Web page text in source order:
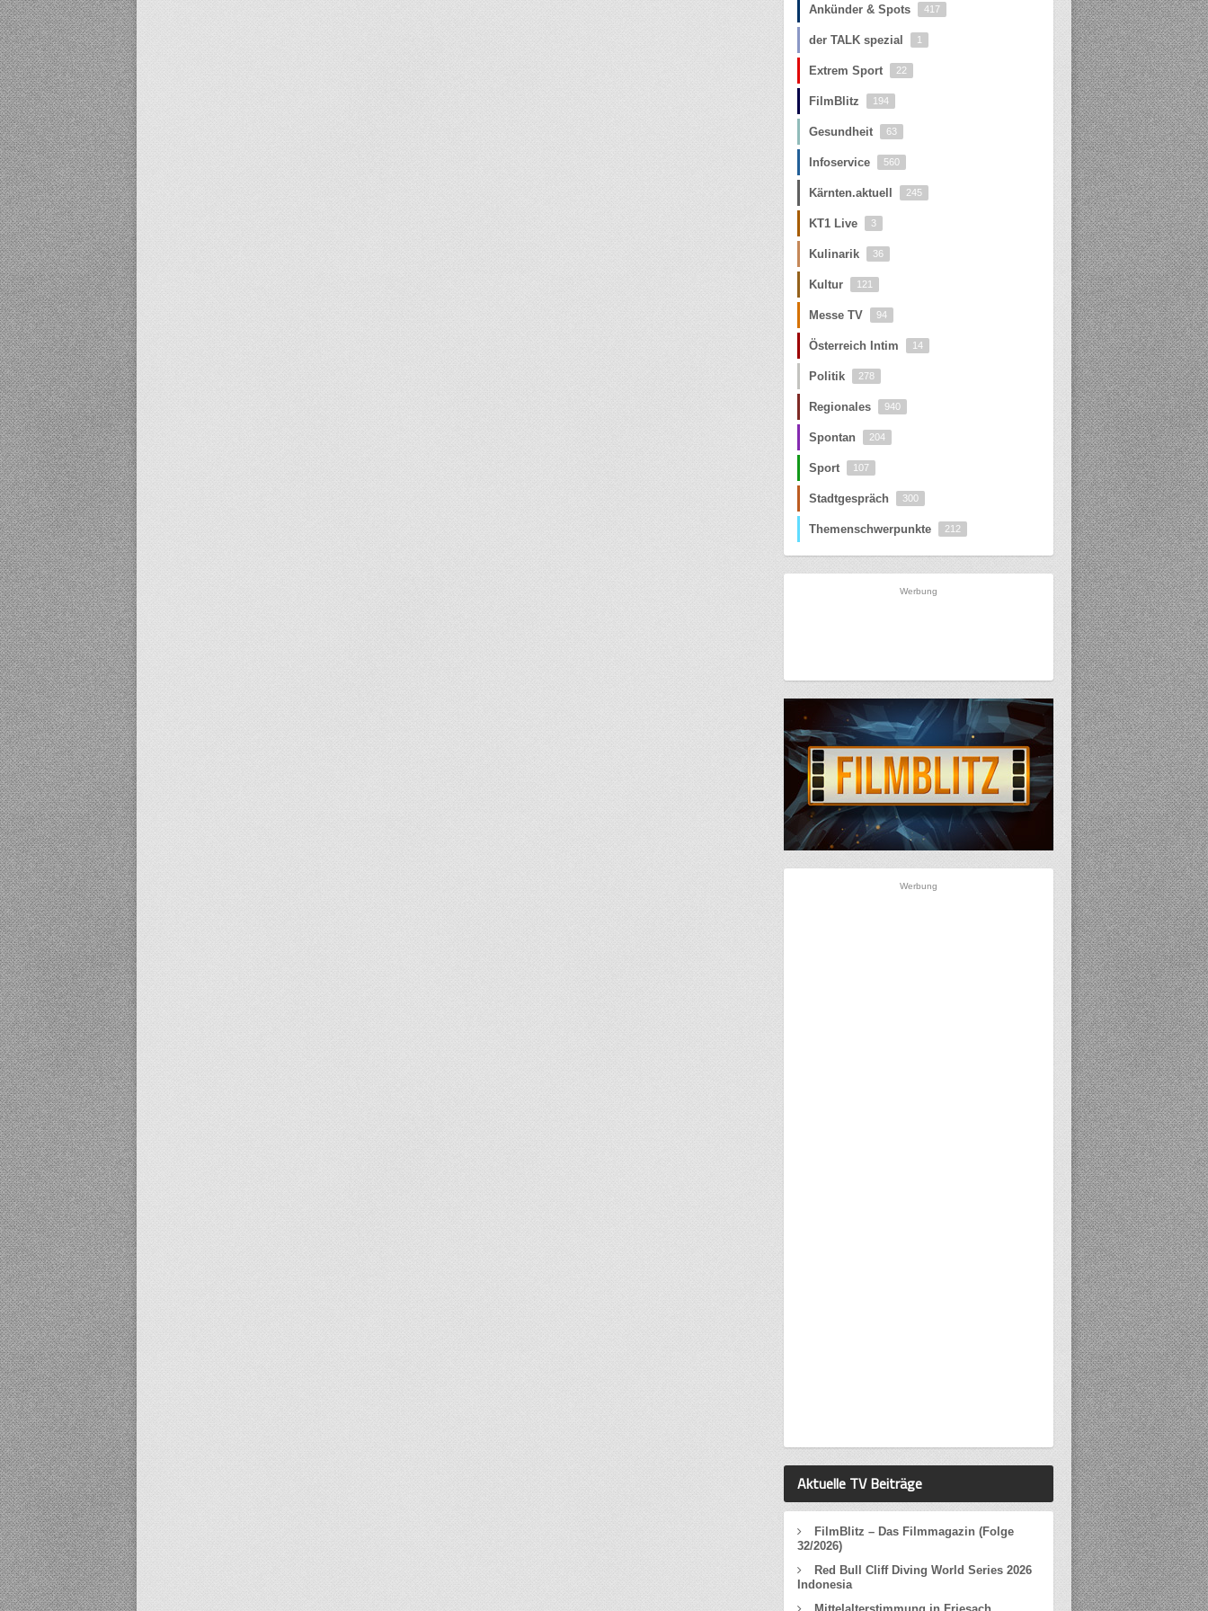
Ankünder & Spots 417
der TALK spezial 1
Extrem Sport 22
FilmBlitz 194
Gesundheit 63
Infoservice 560
Kärnten.aktuell 245
KT1 Live 3
Kulinarik 36
Kultur 121
Messe TV 94
Österreich Intim 14
Politik 278
Regionales 940
Spontan 204
Sport 107
Stadtgespräch 300
Themenschwerpunkte 212
Werbung
Werbung
Aktuelle TV Beiträge
FilmBlitz – Das Filmmagazin (Folge
32/2026)
Red Bull Cliff Diving World Series 2026
Indonesia